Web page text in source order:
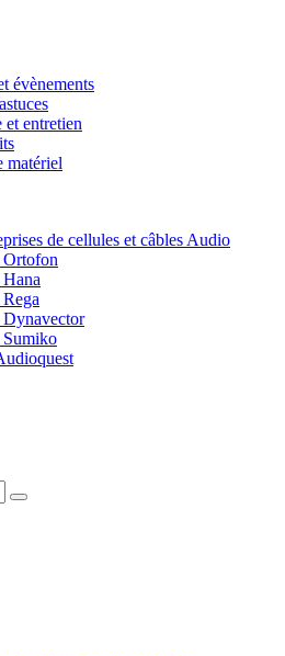
évènements
et entretien
matériel
de cellules et câbles Audio
Ortofon
Dynavector
Sumiko